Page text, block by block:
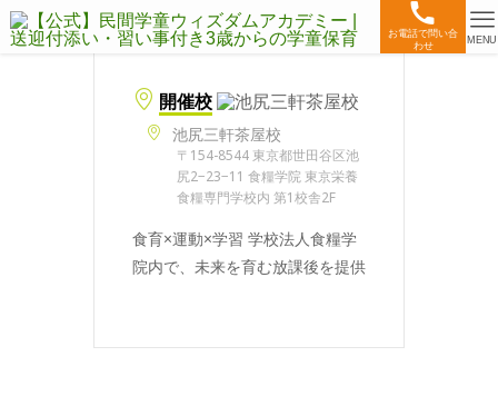
お電話で問い合
わせ
MENU
開催校
池尻三軒茶屋校
〒154-8544 東京都世田谷区池
尻2−23−11 食糧学院 東京栄養
食糧専門学校内 第1校舎2F
食育×運動×学習 学校法人食糧学
院内で、未来を育む放課後を提供